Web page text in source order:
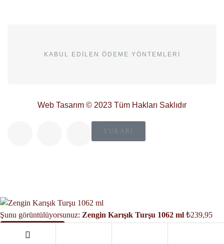
KABUL EDILEN ÖDEME YÖNTEMLERI
Web Tasarım © 2023 Tüm Hakları Saklıdır
YUKARI
Şunu görüntülüyorsunuz: Zengin Karışık Turşu 1062 ml ₺239,95
Sepete Ekle